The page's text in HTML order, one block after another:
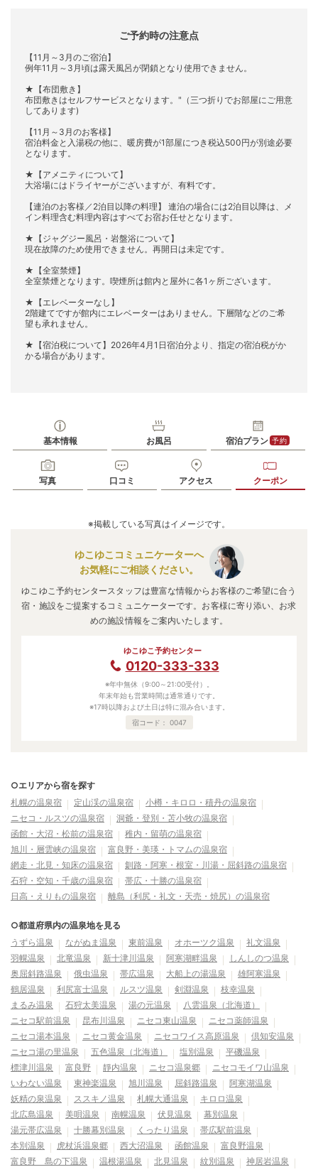
ご予約時の注意点
【11月～3月のご宿泊】
例年11月～3月頃は露天風呂が閉鎖となり使用できません。
★【布団敷き】
布団敷きはセルフサービスとなります。"（三つ折りでお部屋にご用意
してあります)
【11月～3月のお客様】
宿泊料金と入湯税の他に、暖房費が1部屋につき税込500円が別途必要
となります。
★【アメニティについて】
大浴場にはドライヤーがございますが、有料です。
【連泊のお客様／2泊目以降の料理】 連泊の場合には2泊目以降は、メ
イン料理含む料理内容はすべてお宿お任せとなります。
★【ジャグジー風呂・岩盤浴について】
現在故障のため使用できません。再開日は未定です。
★【全室禁煙】
全室禁煙となります。喫煙所は館内と屋外に各1ヶ所ございます。
★【エレベーターなし】
2階建てですが館内にエレベーターはありません。下層階などのご希
望も承れません。
★【宿泊税について】2026年4月1日宿泊分より、指定の宿泊税がか
かる場合があります。
基本情報 お風呂 宿泊プラン 予約
写真 口コミ アクセス クーポン
※掲載している写真はイメージです。
ゆこゆこコミュニケーターへ
お気軽にご相談ください。
ゆこゆこ予約センタースタッフは豊富な情報からお客様のご希望に合う
宿・施設をご提案するコミュニケーターです。お客様に寄り添い、お求
めの施設情報をご案内いたします。
ゆこゆこ予約センター
0120-333-333
※年中無休（9:00～21:00受付）。
年末年始も営業時間は通常通りです。
※17時以降および土日は特に混み合います。
宿コード： 0047
○エリアから宿を探す
札幌の温泉宿
定山渓の温泉宿
小樽・キロロ・積丹の温泉宿
ニセコ・ルスツの温泉宿
洞爺・登別・苫小牧の温泉宿
函館・大沼・松前の温泉宿
稚内・留萌の温泉宿
旭川・層雲峡の温泉宿
富良野・美瑛・トマムの温泉宿
網走・北見・知床の温泉宿
釧路・阿寒・根室・川湯・屈斜路の温泉宿
石狩・空知・千歳の温泉宿
帯広・十勝の温泉宿
日高・えりもの温泉宿
離島（利尻・礼文・天売・焼尻）の温泉宿
○都道府県内の温泉地を見る
うずら温泉
ながぬま温泉 東前温泉 オホーツク温泉
礼文温泉
羽幌温泉
北竜温泉 新十津川温泉 阿寒湖畔温泉
しんしのつ温泉
奥屈斜路温泉
俄虫温泉 帯広温泉 大船上の湯温泉
雄阿寒温泉
鶴居温泉
利尻富士温泉 ルスツ温泉 剣淵温泉
枝幸温泉
まるみ温泉
石狩太美温泉 湯の元温泉
八雲温泉（北海道）
ニセコ駅前温泉
昆布川温泉 ニセコ東山温泉
ニセコ薬師温泉
ニセコ湯本温泉
ニセコ黄金温泉 ニセコワイス高原温泉
倶知安温泉
ニセコ湯の里温泉
五色温泉（北海道） 塩別温泉
平磯温泉
標津川温泉
富良野 靜内温泉 ニセコ温泉郷
ニセコモイワ山温泉
いわない温泉
東神楽温泉 旭川温泉 屈斜路温泉
阿寒湖温泉
妖精の泉温泉
ススキノ温泉 札幌大通温泉
キロロ温泉
北広島温泉
美唄温泉 南幌温泉 伏見温泉
幕別温泉
湯元帯広温泉
十勝幕別温泉 くったり温泉
帯広駅前温泉
本別温泉
虎杖浜温泉郷 西大沼温泉 函館温泉
富良野温泉
富良野 島の下温泉
温根湯温泉 北見温泉 紋別温泉
神居岩温泉